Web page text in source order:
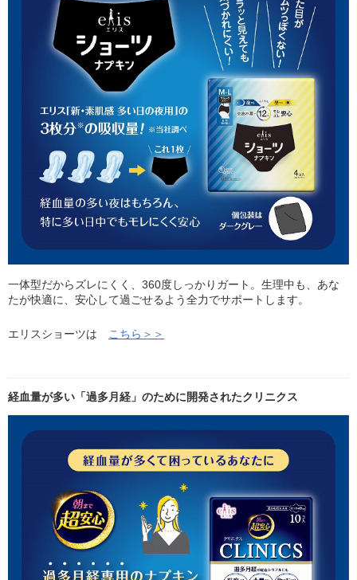
一体型だからズレにくく、360度しっかりガート。生理中も、あな
たが快適に、安心して過ごせるよう全力でサポートします。
エリスショーツは こちら＞＞
経血量が多い「過多月経」のために開発されたクリニクス